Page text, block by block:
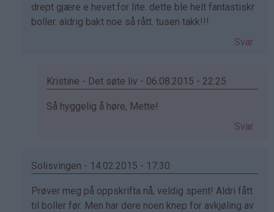
svar
på
bekreftet)
drept gjære e hevet.for lite. dette ble helt fantastiskr
boller. aldrig bakt noe så rått. tusen takk!!!
Svar
Kristine - Det søte liv - 06.08.2015 - 22:25
Som
mette
bekreftet)
Så hyggelig å høre, Mette!
Svar
Solisvingen - 14.02.2015 - 17:30
Som
svar
Prøver meg på oppskrifta nå, veldig spent! Aldri fått
til boller før. Men har dere noen knep for avkjøling av